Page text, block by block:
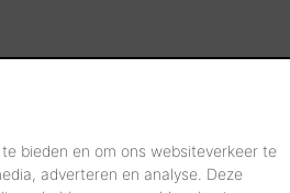
bieden en om ons websiteverkeer te
adverteren en analyse. Deze